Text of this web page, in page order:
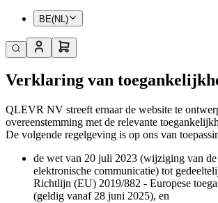
BE(NL)
Verklaring van
QLEVR NV streeft ernaar de website te
overeenstemming met de relevante
De volgende regelgeving is op ons van
de wet van 20 juli 2023 (wijziging van
elektronische communicatie) tot
Richtlijn (EU) 2019/882 - Europese
(geldig vanaf 28 juni 2025), en